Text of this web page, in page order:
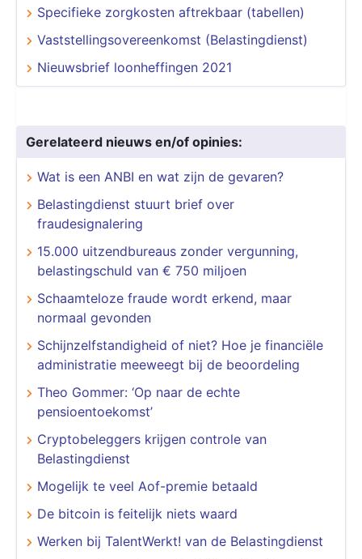
Specifieke zorgkosten aftrekbaar (tabellen)
Vaststellingsovereenkomst (Belastingdienst)
Nieuwsbrief loonheffingen 2021
Gerelateerd nieuws en/of opinies:
Wat is een ANBI en wat zijn de gevaren?
Belastingdienst stuurt brief over
fraudesignalering
15.000 uitzendbureaus zonder vergunning,
belastingschuld van € 750 miljoen
Schaamteloze fraude wordt erkend, maar
normaal gevonden
Schijnzelfstandigheid of niet? Hoe je financiële
administratie meeweegt bij de beoordeling
Theo Gommer: ‘Op naar de echte
pensioentoekomst’
Cryptobeleggers krijgen controle van
Belastingdienst
Mogelijk te veel Aof-premie betaald
De bitcoin is feitelijk niets waard
Werken bij TalentWerkt! van de Belastingdienst